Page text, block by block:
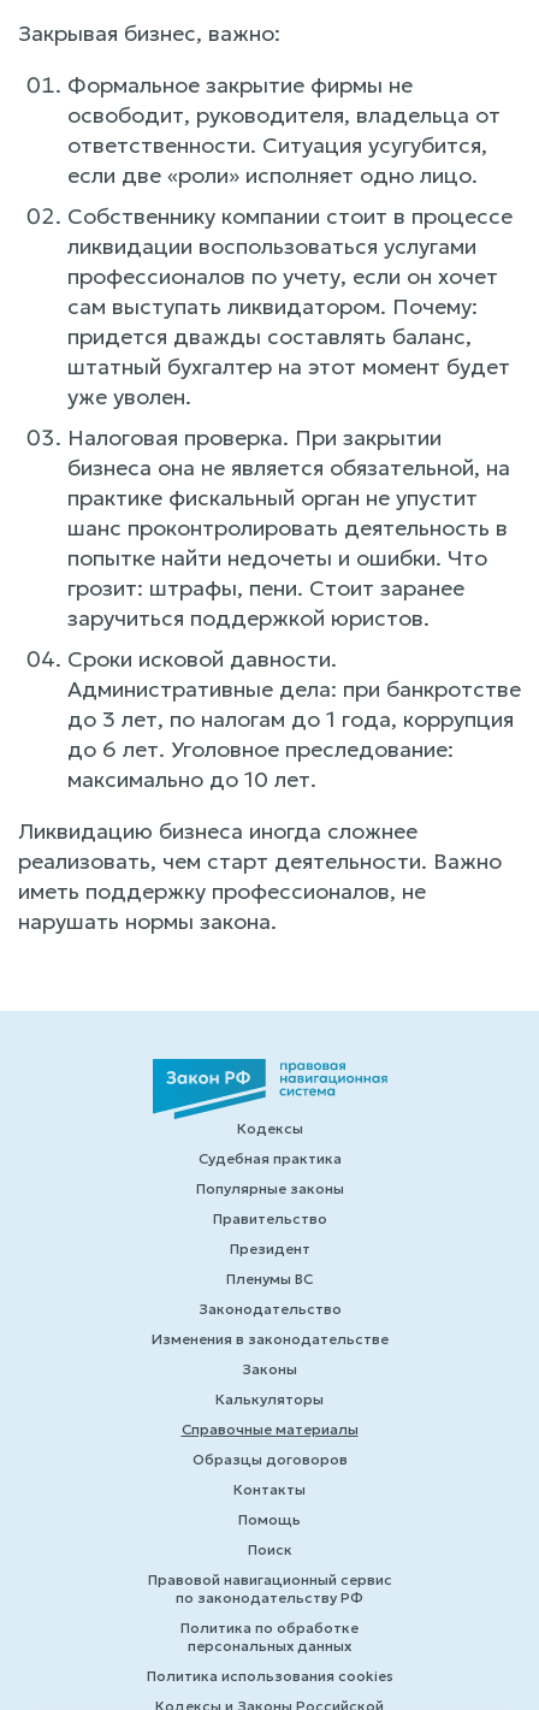
Закрывая бизнес, важно:
Формальное закрытие фирмы не
освободит, руководителя, владельца от
ответственности. Ситуация усугубится,
если две «роли» исполняет одно лицо.
Собственнику компании стоит в процессе
ликвидации воспользоваться услугами
профессионалов по учету, если он хочет
сам выступать ликвидатором. Почему:
придется дважды составлять баланс,
штатный бухгалтер на этот момент будет
уже уволен.
Налоговая проверка. При закрытии
бизнеса она не является обязательной, на
практике фискальный орган не упустит
шанс проконтролировать деятельность в
попытке найти недочеты и ошибки. Что
грозит: штрафы, пени. Стоит заранее
заручиться поддержкой юристов.
Сроки исковой давности.
Административные дела: при банкротстве
до 3 лет, по налогам до 1 года, коррупция
до 6 лет. Уголовное преследование:
максимально до 10 лет.
Ликвидацию бизнеса иногда сложнее
реализовать, чем старт деятельности. Важно
иметь поддержку профессионалов, не
нарушать нормы закона.
Кодексы
Судебная практика
Популярные законы
Правительство
Президент
Пленумы ВС
Законодательство
Изменения в законодательстве
Законы
Калькуляторы
Справочные материалы
Образцы договоров
Контакты
Помощь
Поиск
Правовой навигационный сервис
по законодательству РФ
Политика по обработке
персональных данных
Политика использования cookies
Кодексы и Законы Российской